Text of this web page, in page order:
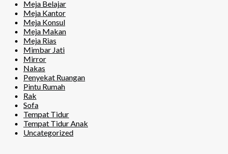
Meja Belajar
Meja Kantor
Meja Konsul
Meja Makan
Meja Rias
Mimbar Jati
Mirror
Nakas
Penyekat Ruangan
Pintu Rumah
Rak
Sofa
Tempat Tidur
Tempat Tidur Anak
Uncategorized